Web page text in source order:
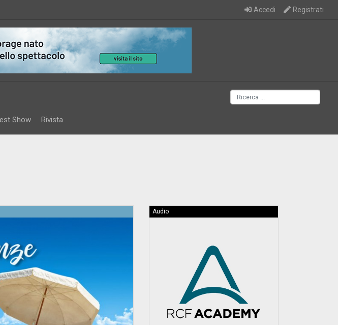
Accedi Registrati
Show Rivista
Audio